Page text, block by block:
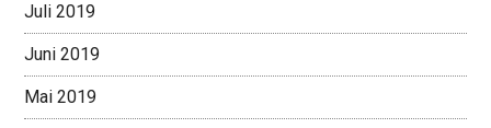
Juli 2019
Juni 2019
Mai 2019